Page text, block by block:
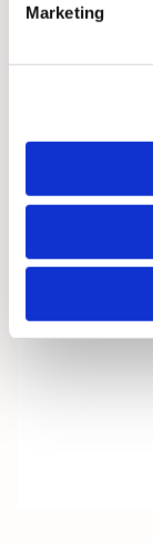
Marketing